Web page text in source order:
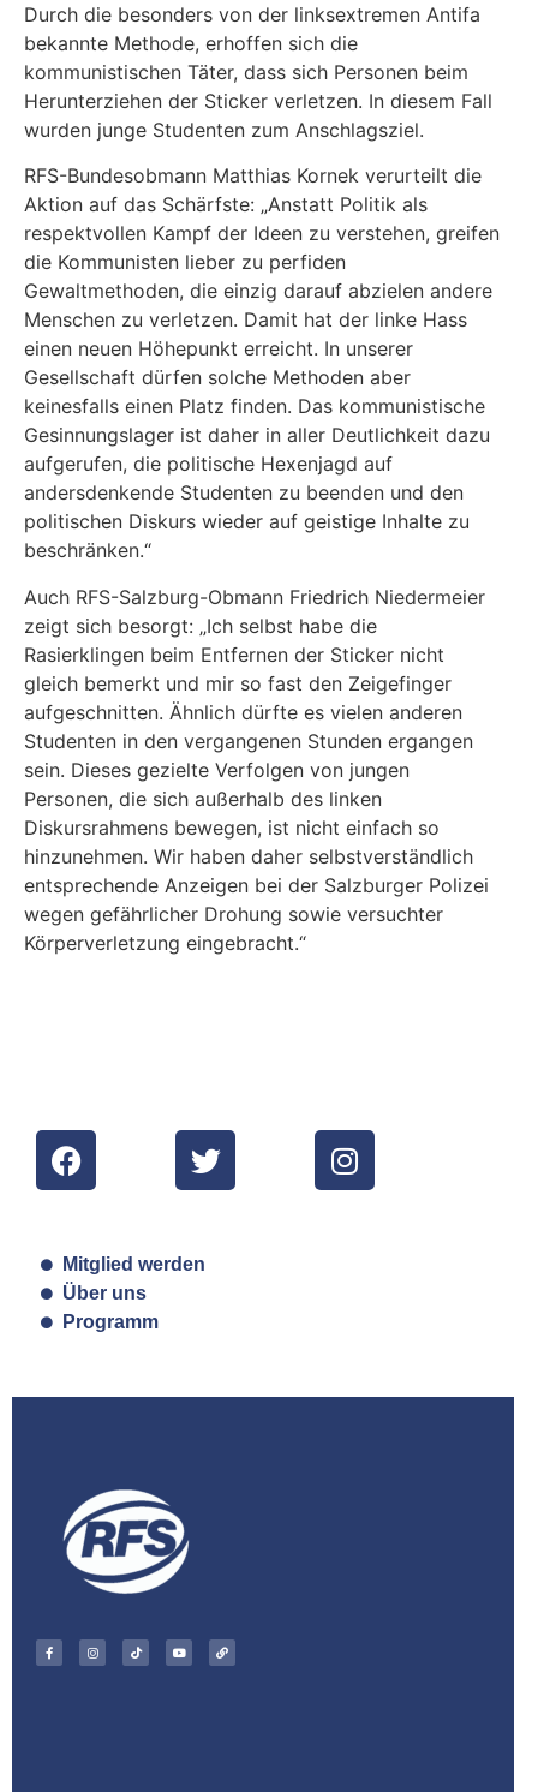
Durch die besonders von der linksextremen Antifa
bekannte Methode, erhoffen sich die
kommunistischen Täter, dass sich Personen beim
Herunterziehen der Sticker verletzen. In diesem Fall
wurden junge Studenten zum Anschlagsziel.
RFS-Bundesobmann Matthias Kornek verurteilt die
Aktion auf das Schärfste: „Anstatt Politik als
respektvollen Kampf der Ideen zu verstehen, greifen
die Kommunisten lieber zu perfiden
Gewaltmethoden, die einzig darauf abzielen andere
Menschen zu verletzen. Damit hat der linke Hass
einen neuen Höhepunkt erreicht. In unserer
Gesellschaft dürfen solche Methoden aber
keinesfalls einen Platz finden. Das kommunistische
Gesinnungslager ist daher in aller Deutlichkeit dazu
aufgerufen, die politische Hexenjagd auf
andersdenkende Studenten zu beenden und den
politischen Diskurs wieder auf geistige Inhalte zu
beschränken.“
Auch RFS-Salzburg-Obmann Friedrich Niedermeier
zeigt sich besorgt: „Ich selbst habe die
Rasierklingen beim Entfernen der Sticker nicht
gleich bemerkt und mir so fast den Zeigefinger
aufgeschnitten. Ähnlich dürfte es vielen anderen
Studenten in den vergangenen Stunden ergangen
sein. Dieses gezielte Verfolgen von jungen
Personen, die sich außerhalb des linken
Diskursrahmens bewegen, ist nicht einfach so
hinzunehmen. Wir haben daher selbstverständlich
entsprechende Anzeigen bei der Salzburger Polizei
wegen gefährlicher Drohung sowie versuchter
Körperverletzung eingebracht.“
Mitglied werden
Über uns
Programm